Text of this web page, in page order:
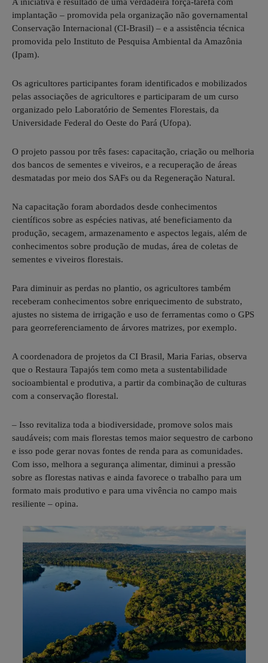
implantação – promovida pela organização não governamental
Conservação Internacional (CI-Brasil) – e a assistência técnica
promovida pelo Instituto de Pesquisa Ambiental da Amazônia
(Ipam).
Os agricultores participantes foram identificados e mobilizados
pelas associações de agricultores e participaram de um curso
organizado pelo Laboratório de Sementes Florestais, da
Universidade Federal do Oeste do Pará (Ufopa).
O projeto passou por três fases: capacitação, criação ou melhoria
dos bancos de sementes e viveiros, e a recuperação de áreas
desmatadas por meio dos SAFs ou da Regeneração Natural.
Na capacitação foram abordados desde conhecimentos
científicos sobre as espécies nativas, até beneficiamento da
produção, secagem, armazenamento e aspectos legais, além de
conhecimentos sobre produção de mudas, área de coletas de
sementes e viveiros florestais.
Para diminuir as perdas no plantio, os agricultores também
receberam conhecimentos sobre enriquecimento de substrato,
ajustes no sistema de irrigação e uso de ferramentas como o GPS
para georreferenciamento de árvores matrizes, por exemplo.
A coordenadora de projetos da CI Brasil, Maria Farias, observa
que o Restaura Tapajós tem como meta a sustentabilidade
socioambiental e produtiva, a partir da combinação de culturas
com a conservação florestal.
– Isso revitaliza toda a biodiversidade, promove solos mais
saudáveis; com mais florestas temos maior sequestro de carbono
e isso pode gerar novas fontes de renda para as comunidades.
Com isso, melhora a segurança alimentar, diminui a pressão
sobre as florestas nativas e ainda favorece o trabalho para um
formato mais produtivo e para uma vivência no campo mais
resiliente – opina.